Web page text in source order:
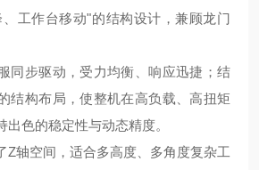
工作台移动"的结构设计，兼顾龙门
同步驱动，受力均衡、响应迅捷；结
结构布局，使整机在高负载、高扭矩
色的稳定性与动态精度。
Z轴空间，适合多高度、多角度复杂工